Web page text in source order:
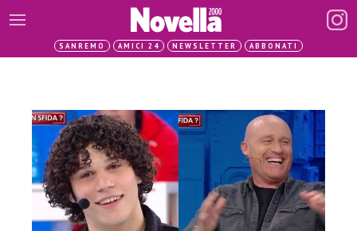
SANREMO AMICI 24 NEWSLETTER ABBONATI